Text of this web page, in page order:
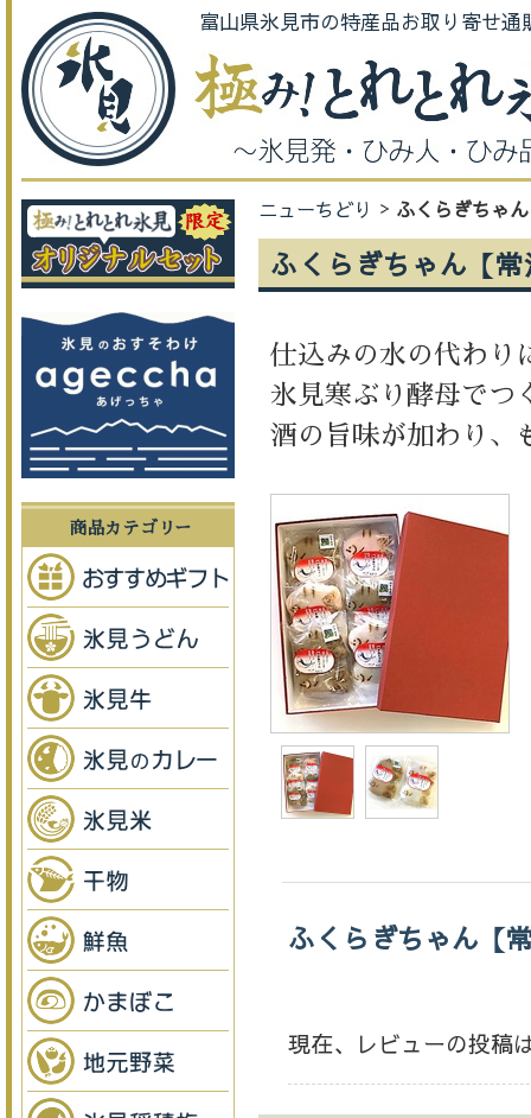
富山県氷見市の特産品お取り寄せ通
ニューちどり ふくらぎちゃ
ふくらぎちゃん【
仕込みの水の代わり
氷見寒ぶり酵母でつ
酒の旨味が加わり、
ふくらぎちゃん【
現在、レビューの投稿
商品カテゴリー